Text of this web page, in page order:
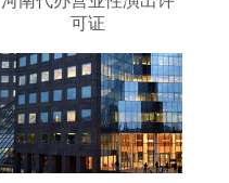
可证